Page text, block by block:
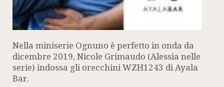
Nella miniserie Ognuno è perfetto in onda da
dicembre 2019, Nicole Grimaudo (Alessia nelle
serie) indossa gli orecchini WZH1243 di Ayala
Bar.